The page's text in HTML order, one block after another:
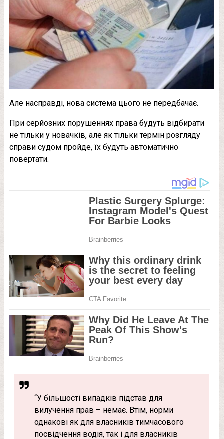
Але насправді, нова система цього не передбачає.
При серйозних порушеннях права будуть відбирати
не тільки у новачків, але як тільки термін розгляду
справи судом пройде, їх будуть автоматично
повертати.
“У більшості випадків підстав для
вилучення прав – немає. Втім, норми
однакові як для власників тимчасового
посвідчення водія, так і для власників